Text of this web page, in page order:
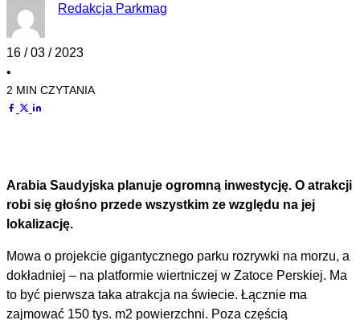
Redakcja Parkmag
16 / 03 / 2023
•
2 MIN CZYTANIA
Arabia Saudyjska planuje ogromną inwestycję. O atrakcji
robi się głośno przede wszystkim ze względu na jej
lokalizację.
Mowa o projekcie gigantycznego parku rozrywki na morzu, a
dokładniej – na platformie wiertniczej w Zatoce Perskiej. Ma
to być pierwsza taka atrakcja na świecie. Łącznie ma
zajmować 150 tys. m2 powierzchni. Poza częścią